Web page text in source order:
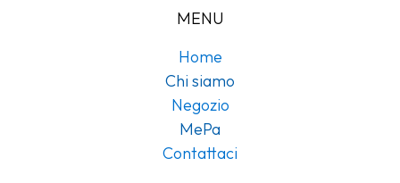
MENU
Home
Chi siamo
Negozio
MePa
Contattaci